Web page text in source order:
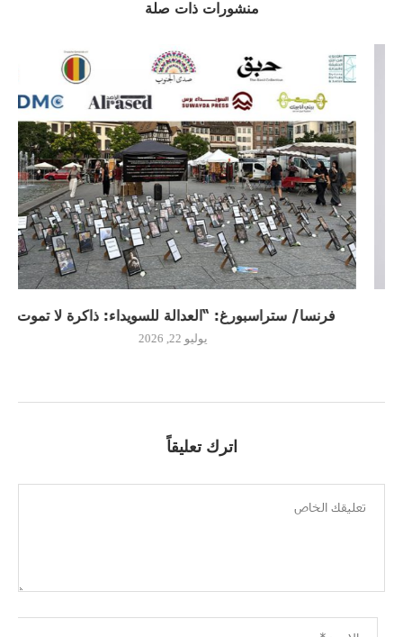
منشورات ذات صلة
فرنسا/ ستراسبورغ: “العدالة للسويداء: ذاكرة لا تموت”
اترك تعليقاً